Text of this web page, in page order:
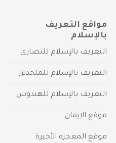
مواقع التعريف
بالإسلام
التعريف بالإسلام للنصارى
التعريف بالإسلام للملحدين
التعريف بالإسلام للهندوس
موقع الإيمان
موقع المعجزة الأخيرة